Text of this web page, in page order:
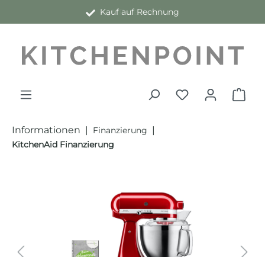
Kauf auf Rechnung
Informationen | Finanzierung |
KitchenAid Finanzierung
Bildergalerie überspringen